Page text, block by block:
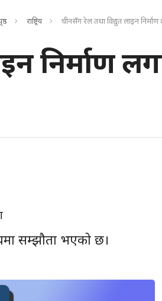
राष्ट्रिय चीनसँग रेल तथा विद्युत लाइन
निर्माण
सम्झौता भएको छ।